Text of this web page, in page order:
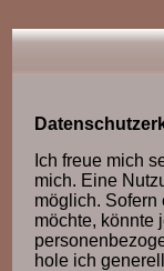
Ich freue mich
mich. Eine
möglich. Sofern
möchte, könnte
hole ich